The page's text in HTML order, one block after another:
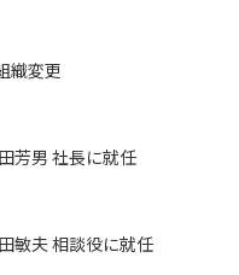
織変更
芳男 社長に就任
敏夫 相談役に就任